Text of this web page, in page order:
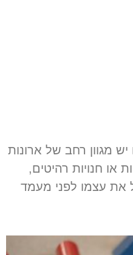
יש מגוון רחב של ארונות
או חנויות רהיטים,
עצמו לפני מעמד